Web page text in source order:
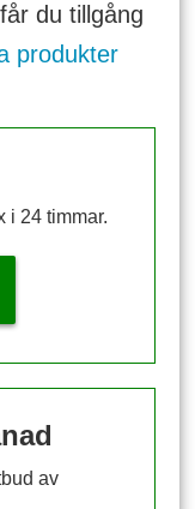
du tillgång
produkter
i 24 timmar.
av